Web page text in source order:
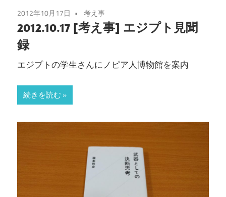
2012年10月17日 考え事
2012.10.17 [考え事] エジプト見聞
録
エジプトの学生さんにノピア人博物館を案内
続きを読む